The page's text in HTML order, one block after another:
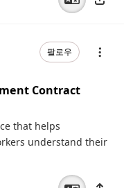
팔로우
Contract
that helps
understand their